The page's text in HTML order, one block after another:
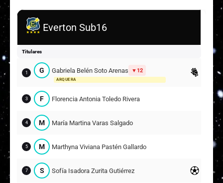
Everton Sub16
Titulares
1 G Gabriela Belén Soto Arenas 12
ARQUERA
3 F Florencia Antonia Toledo Rivera
4 M María Martina Varas Salgado
5 M Marthyna Viviana Pastén Gallardo
7 S Sofía Isadora Zurita Gutiérrez